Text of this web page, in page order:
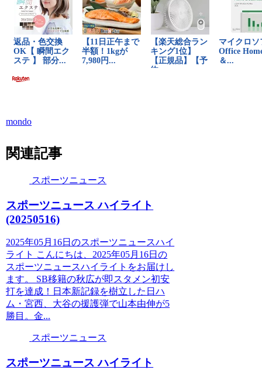
mondo
関連記事
スポーツニュース
スポーツニュース ハイライト
(20250516)
2025年05月16日のスポーツニュースハイ
ライト こんにちは、2025年05月16日の
スポーツニュースハイライトをお届けし
ます。 SB移籍の秋広が即スタメン初安
打を達成！日本新記録を樹立した日ハ
ム・宮西、大谷の援護弾で山本由伸が5
勝目。金...
スポーツニュース
スポーツニュース ハイライト